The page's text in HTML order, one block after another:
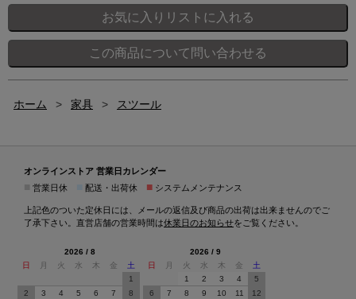
ホーム > 家具 > スツール
オンラインストア 営業日カレンダー
営業日休 配送・出荷休 ■ システムメンテナンス
上記色のついた定休日には、メールの返信及び商品の出荷は出来ませんのでご
了承下さい。直営店舗の営業時間は休業日のお知らせをご覧ください。
2026 / 8
日
月 火 水 木 金
土
1
2
3 4 5 6 7
8
2026 / 9
日
月 火 水 木 金
土
1
2 3 4
5
6
7 8 9 10 11
12